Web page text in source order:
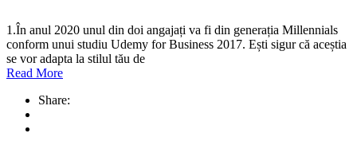
1.În anul 2020 unul din doi angajați va fi din generația Millennials
conform unui studiu Udemy for Business 2017. Ești sigur că aceștia
se vor adapta la stilul tău de
Read More
Share: